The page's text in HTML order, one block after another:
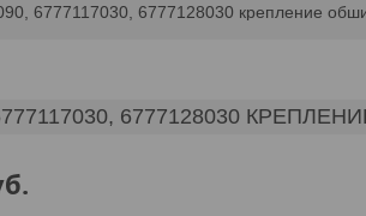
6777117030, 6777128030 крепление
6777117030, 6777128030